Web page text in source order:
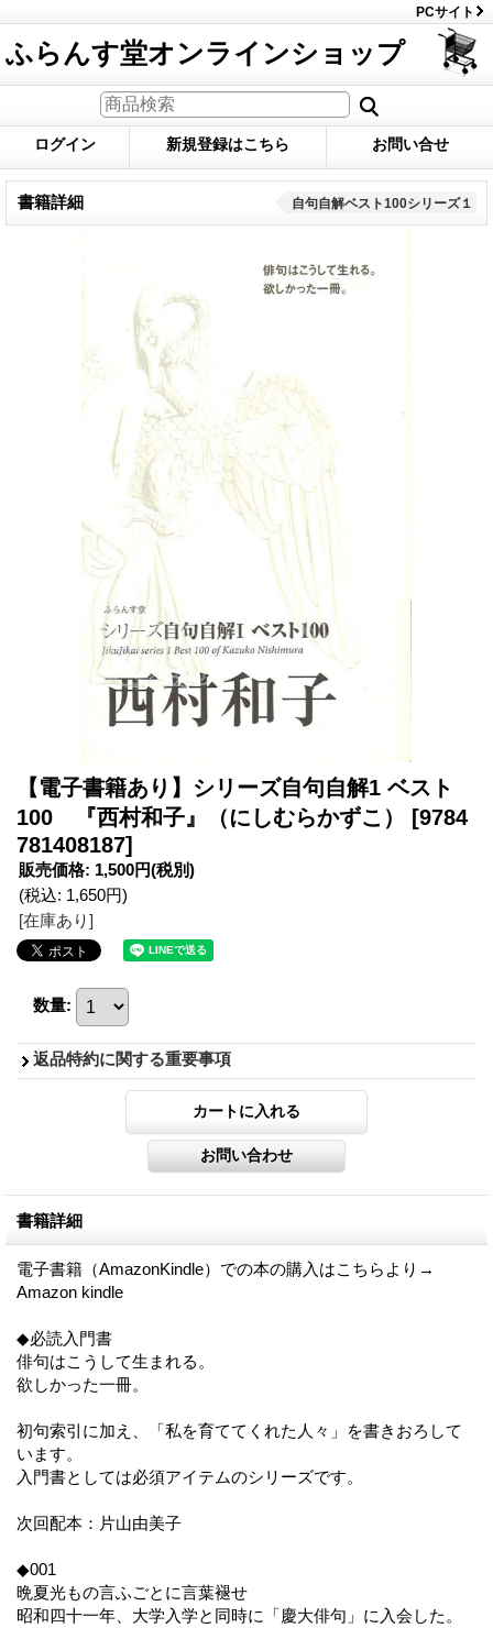
PCサイト
ふらんす堂オンラインショップ
ログイン 新規登録はこちら お問い合せ
書籍詳細 自句自解ベスト100シリーズ１
【電子書籍あり】シリーズ自句自解1 ベスト
100 『西村和子』（にしむらかずこ）
[9784
781408187]
販売価格: 1,500円(税別)
(税込: 1,650円)
[在庫あり]
数量:
返品特約に関する重要事項
書籍詳細
電子書籍（AmazonKindle）での本の購入はこちらより→
Amazon kindle
◆必読入門書
俳句はこうして生まれる。
欲しかった一冊。
初句索引に加え、「私を育ててくれた人々」を書きおろして
います。
入門書としては必須アイテムのシリーズです。
次回配本：片山由美子
◆001
晩夏光もの言ふごとに言葉褪せ
昭和四十一年、大学入学と同時に「慶大俳句」に入会した。